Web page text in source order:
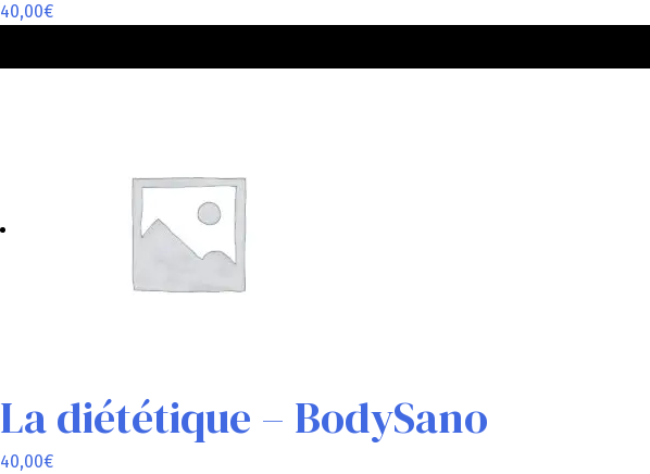
40,00€
La diététique – BodySano
40,00€